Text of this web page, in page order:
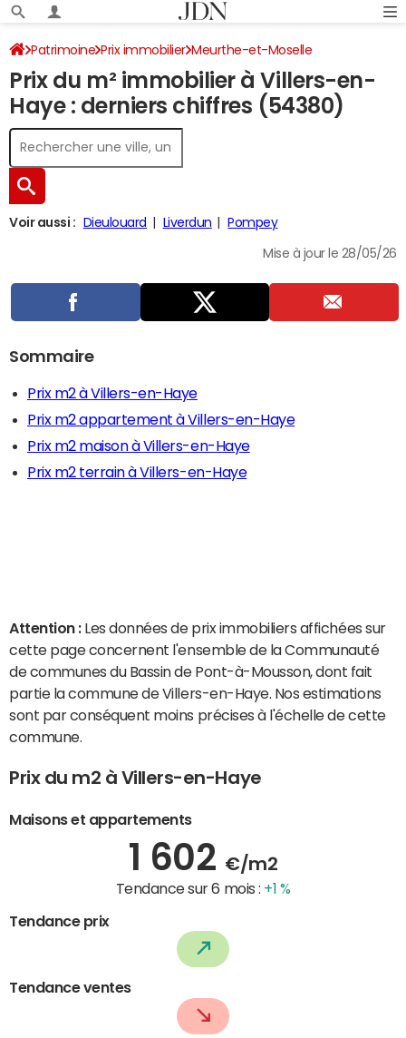
Patrimoine Prix immobilier Meurthe-et-Moselle
Villers-en-Haye
Prix du m² immobilier à Villers-en-
Haye : derniers chiffres (54380)
Voir aussi : Dieulouard Liverdun Pompey
Mise à jour le 28/05/26
Sommaire
Prix m2 à Villers-en-Haye
Prix m2 appartement à Villers-en-Haye
Prix m2 maison à Villers-en-Haye
Prix m2 terrain à Villers-en-Haye
Attention : Les données de prix immobiliers affichées sur
cette page concernent l'ensemble de la Communauté
de communes du Bassin de Pont-à-Mousson, dont fait
partie la commune de Villers-en-Haye. Nos estimations
sont par conséquent moins précises à l'échelle de cette
commune.
Prix du m2 à Villers-en-Haye
Maisons et appartements
1 602 €/m2
Tendance sur 6 mois : +1 %
Tendance prix
Tendance ventes